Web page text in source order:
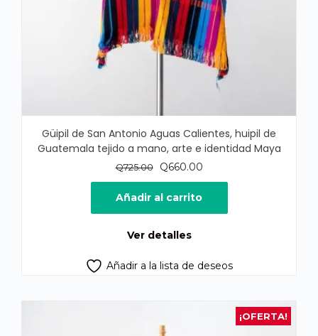
Güipil de San Antonio Aguas Calientes, huipil de
Guatemala tejido a mano, arte e identidad Maya
Q725.00
El
precio
original
era:
Q660.00El
precio
actual
es:
Añadir al carrito
Ver detalles
Añadir a la lista de deseos
¡OFERTA!